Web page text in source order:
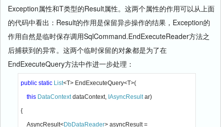
Exception属性和T类型的Result属性。这两个属性的作用可以从上面
的代码中看出：Result的作用是保留异步操作的结果，Exception的
作用自然是临时保存调用SqlCommand.EndExecuteReader方法之
后捕获到的异常。这两个临时保留的对象都是为了在
EndExecuteQuery方法中作进一步处理：
public static List<T> EndExecuteQuery<T>(
this DataContext dataContext, IAsyncResult ar)
{
    AsyncResult<
DbDataReader> asyncResult =